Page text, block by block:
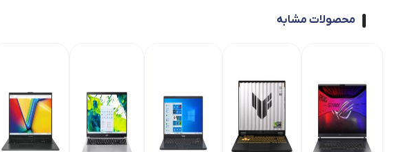
محصولات مشابه